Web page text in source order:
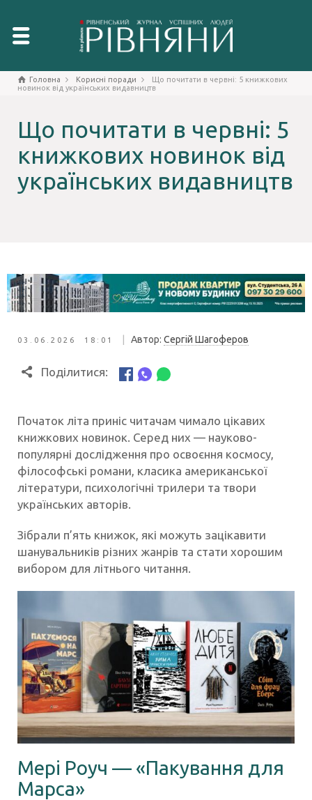
Головна Корисні поради
Що почитати в червні: 5 книжкових
новинок від українських видавництв
Що почитати в червні: 5
книжкових новинок від
українських видавництв
03.06.2026 18:01 Автор: Сергій Шагоферов
Поділитися:
Початок літа приніс читачам чимало цікавих
книжкових новинок. Серед них — науково-
популярні дослідження про освоєння космосу,
філософські романи, класика американської
літератури, психологічні трилери та твори
українських авторів.
Зібрали п’ять книжок, які можуть зацікавити
шанувальників різних жанрів та стати хорошим
вибором для літнього читання.
Мері Роуч — «Пакування для
Марса»